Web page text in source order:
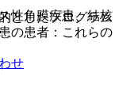
性角膜疾患、結核
の患者：これらの
としたプログラム
せ